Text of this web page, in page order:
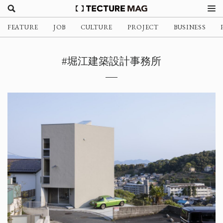
FEATURE JOB CULTURE PROJECT BUSINESS
#堀江建築設計事務所